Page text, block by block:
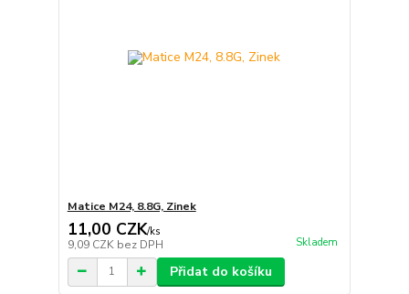
Matice M24, 8.8G, Zinek
11,00 CZK/ks
9,09 CZK bez DPH Skladem
Přidat do košíku